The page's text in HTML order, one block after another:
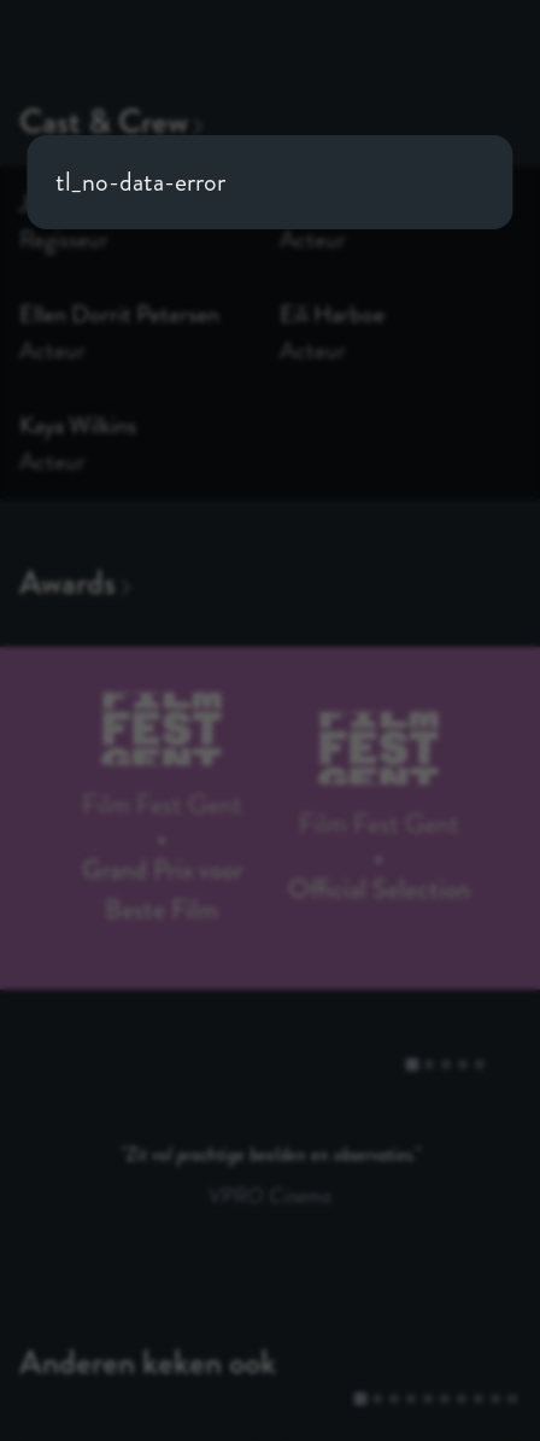
Joachim Trier
Regisseur
Acteur
Ellen Dorrit Petersen
Acteur
Eili Harboe
Acteur
Kaya Wilkins
Acteur
Grand Prix voor
Beste Film
Official Selection
Zit vol prachtige beelden en observaties.
tl_no-data-error